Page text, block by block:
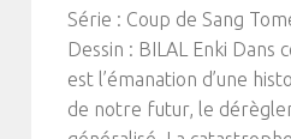
Série : Coup de Sang
Dessin : BILAL Enki Dans
est l’émanation d’une
de notre futur, le